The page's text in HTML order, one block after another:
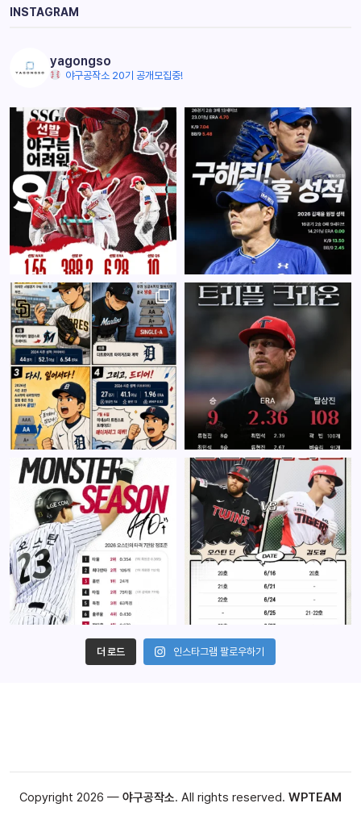
INSTAGRAM
yagongso
야구공작소 20기 공개모집중!
더 로드 인스타그램 팔로우하기
Copyright 2026 — 야구공작소. All rights reserved. WPTEAM